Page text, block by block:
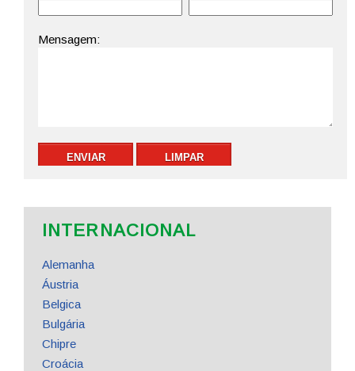
INTERNACIONAL
Alemanha
Áustria
Belgica
Bulgária
Chipre
Croácia